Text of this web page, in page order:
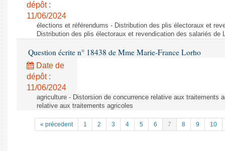
dépôt :
11/06/2024
élections et référendums - Distribution des plis électoraux et
Distribution des plis électoraux et revendication des salariés de
Question écrite n° 18438 de Mme Marie-France Lorho
Date de
dépôt :
11/06/2024
agriculture - Distorsion de concurrence relative aux traitements
relative aux traitements agricoles
« précedent 1 2 3 4 5 6 7 8 9 10